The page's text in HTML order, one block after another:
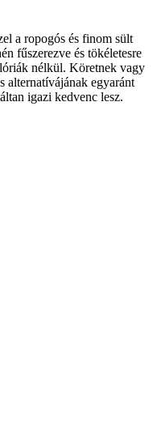
a ropogós és finom sült
fűszerezve és tökéletesre
nélkül. Köretnek vagy
alternatívájának egyaránt
igazi kedvenc lesz.